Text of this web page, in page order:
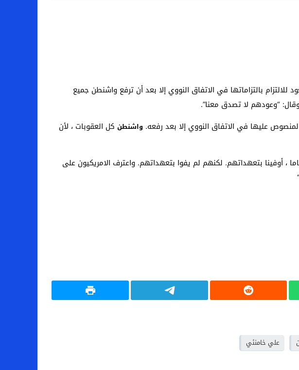
بالتزاماتها في الاتفاق النووي إلا بعد أن ترفع واشنطن جميع
وقال: “وعودهم لا تصدق معنا”.
المنصوص عليها في الاتفاق النووي إلا بعد رفعه. واشنطنكل العقوبات ، لأن
، أوفينا بتعهداتهم. لكنهم لم يفوا بتعهداتهم. واعترف الامريكيون على
علي خامنئي